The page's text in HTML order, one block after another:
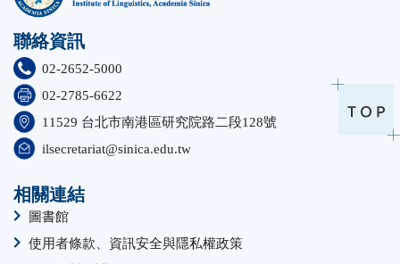
聯絡資訊
02-2652-5000
02-2785-6622
11529 台北市南港區研究院路二段128號
ilsecretariat@sinica.edu.tw
相關連結
圖書館
使用者條款、資訊安全與隱私權政策